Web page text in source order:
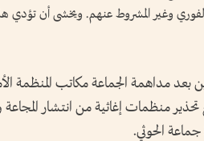
الفوري وغير المشروط عنهم. ويخشى أن تؤدي
مداهمة الجماعة مكاتب المنظمة
تحذير منظمات إغاثية من انتشار
الحوثي.